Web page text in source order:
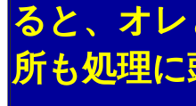
ると、オ
所も処理